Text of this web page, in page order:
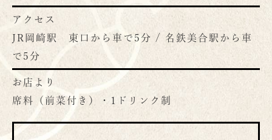
アクセス
JR岡崎駅 東口から車で5分 / 名鉄美合駅から車
で5分
お店より
席料（前菜付き）・1ドリンク制